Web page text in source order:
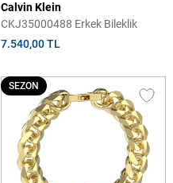
Calvin Klein
CKJ35000488 Erkek Bileklik
7.540,00 TL
SEZON